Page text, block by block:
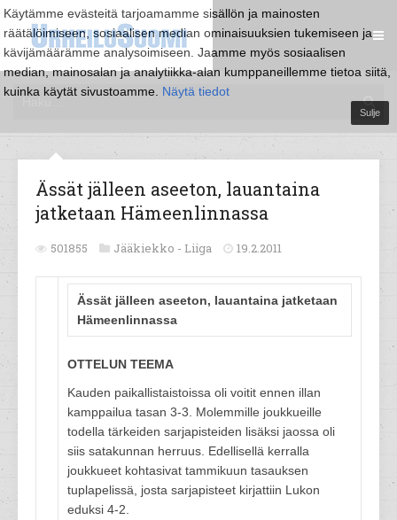
Käytämme evästeitä tarjoamamme sisällön ja mainosten
räätälöimiseen, sosiaalisen median ominaisuuksien tukemiseen ja
kävijämäärämme analysoimiseen. Jaamme myös sosiaalisen
median, mainosalan ja analytiikka-alan kumppaneillemme tietoa siitä,
kuinka käytät sivustoamme. Näytä tiedot
Sulje
Ässät jälleen aseeton, lauantaina
jatketaan Hämeenlinnassa
501855 Jääkiekko - Liiga 19.2.2011
Ässät jälleen aseeton, lauantaina jatketaan
Hämeenlinnassa
OTTELUN TEEMA
Kauden paikallistaistoissa oli voitit ennen illan
kamppailua tasan 3-3. Molemmille joukkueille
todella tärkeiden sarjapisteiden lisäksi jaossa oli
siis satakunnan herruus. Edellisellä kerralla
joukkueet kohtasivat tammikuun tasauksen
tuplapelissä, josta sarjapisteet kirjattiin Lukon
eduksi 4-2.